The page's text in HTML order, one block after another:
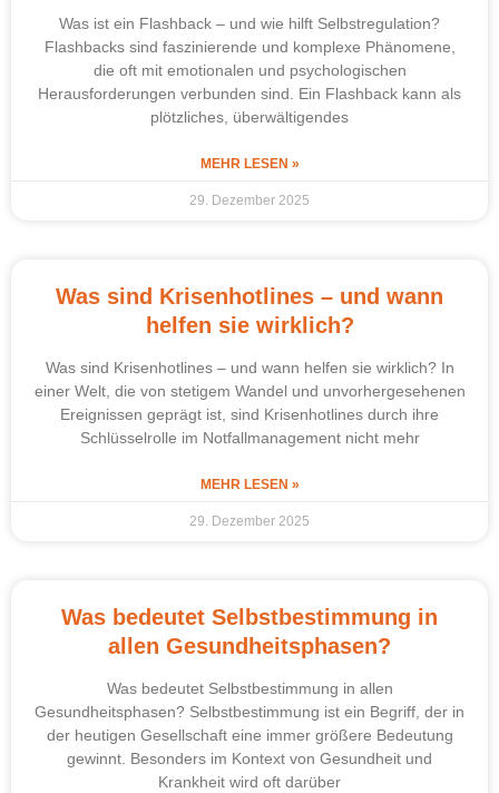
Was ist ein Flashback – und wie hilft Selbstregulation?
Flashbacks sind faszinierende und komplexe Phänomene,
die oft mit emotionalen und psychologischen
Herausforderungen verbunden sind. Ein Flashback kann als
plötzliches, überwältigendes
MEHR LESEN »
29. Dezember 2025
Was sind Krisenhotlines – und wann
helfen sie wirklich?
Was sind Krisenhotlines – und wann helfen sie wirklich? In
einer Welt, die von stetigem Wandel und unvorhergesehenen
Ereignissen geprägt ist, sind Krisenhotlines durch ihre
Schlüsselrolle im Notfallmanagement nicht mehr
MEHR LESEN »
29. Dezember 2025
Was bedeutet Selbstbestimmung in
allen Gesundheitsphasen?
Was bedeutet Selbstbestimmung in allen
Gesundheitsphasen? Selbstbestimmung ist ein Begriff, der in
der heutigen Gesellschaft eine immer größere Bedeutung
gewinnt. Besonders im Kontext von Gesundheit und
Krankheit wird oft darüber